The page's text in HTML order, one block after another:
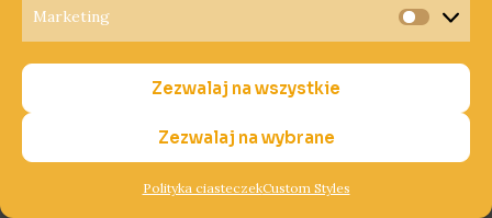
Marketing
Zezwalaj na wszystkie
Zezwalaj na wybrane
Polityka ciasteczekCustom Styles
Szydłowo, zaś w powiecie szamotulskim: Duszniki,
Kaźmierz, Ostroróg i Szamotuły, z kolei ok. 100 tys. zł
dotacji otrzymają gminy: Buk, Czerwonak i Rokietnica w
powiecie poznańskim.
Dowiedz się więcej »